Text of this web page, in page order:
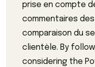
prise en compte
commentaires des
comparaison du
clientèle. By
considering the